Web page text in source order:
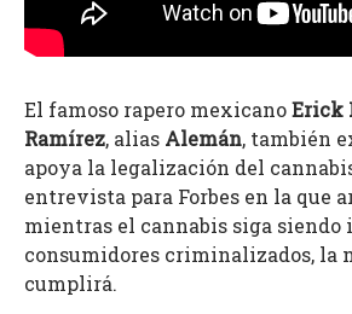
El famoso rapero mexicanoErick
Ramírez, alias Alemán, también
apoya la legalización del
entrevista para Forbes en la que
mientras el cannabis siga siendo
consumidores criminalizados, la
cumplirá.